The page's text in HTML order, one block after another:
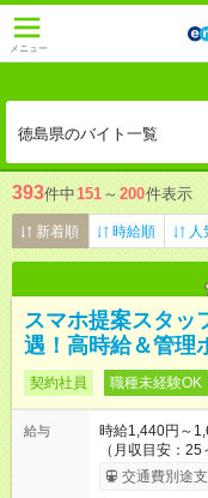
メニュー
徳島県のバイト一覧
393件中151 ～ 200件表示
新着順 時給順 人
スマホ提案スタ
遇！高時給＆管
契約社員 職種未経験OK
給与
時給1,440円～
（月収目安：25～27万円） ◎安定し
タイムで勤務い
す。シフトが
交通費別途